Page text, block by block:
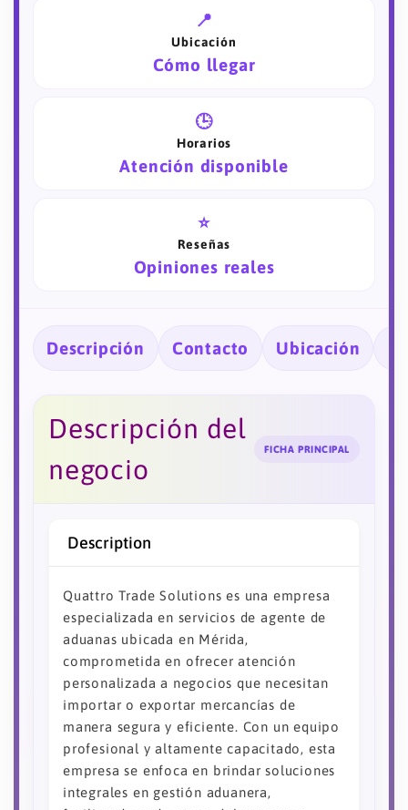
📍
Ubicación
Cómo llegar
🕒
Horarios
Atención disponible
⭐
Reseñas
Opiniones reales
Descripción Contacto Ubicación
Descripción del
negocio
FICHA PRINCIPAL
Description
Quattro Trade Solutions es una empresa
especializada en servicios de agente de
aduanas ubicada en Mérida,
comprometida en ofrecer atención
personalizada a negocios que necesitan
importar o exportar mercancías de
manera segura y eficiente. Con un equipo
profesional y altamente capacitado, esta
empresa se enfoca en brindar soluciones
integrales en gestión aduanera,